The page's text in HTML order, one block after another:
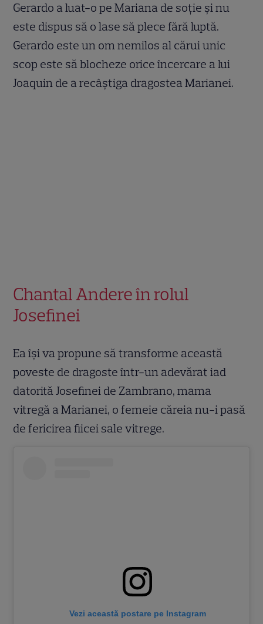
Gerardo a luat-o pe Mariana de soție și nu
este dispus să o lase să plece fără luptă.
Gerardo este un om nemilos al cărui unic
scop este să blocheze orice încercare a lui
Joaquin de a recâștiga dragostea Marianei.
Chantal Andere în rolul
Josefinei
Ea își va propune să transforme această
poveste de dragoste într-un adevărat iad
datorită Josefinei de Zambrano, mama
vitregă a Marianei, o femeie căreia nu-i pasă
de fericirea fiicei sale vitrege.
Vezi această postare pe Instagram